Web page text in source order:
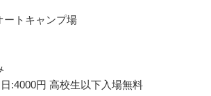
ートキャンプ場
:4000円 高校生以下入場無料